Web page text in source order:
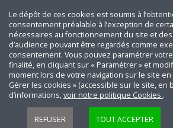
Le dépôt de ces cookies est soumis à
consentement préalable à l’exception de
nécessaires au fonctionnement du site et
d’audience pouvant être regardés comme
consentement. Vous pouvez paramétrer
finalité, en cliquant sur « Paramétrer » et
moment lors de votre navigation sur le site en
Gérer les cookies » (accessible sur le site, en
d’informations,voir notre politique Cookies .
REFUSER TOUT ACCEPTER